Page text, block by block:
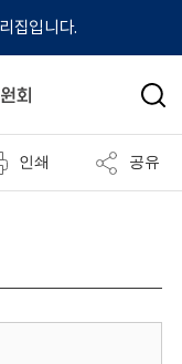
집입니다.
검
인쇄 공유